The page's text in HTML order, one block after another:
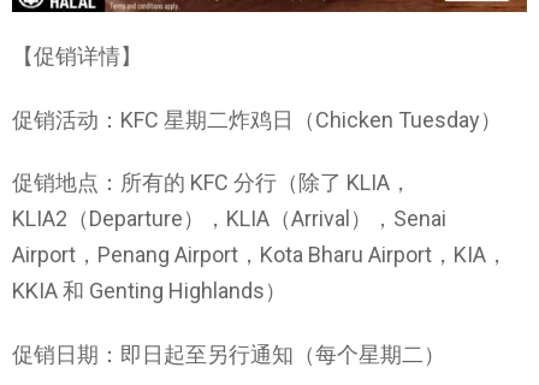
【促销详情】
促销活动：KFC 星期二炸鸡日（Chicken Tuesday）
促销地点：所有的 KFC 分行（除了 KLIA，
KLIA2（Departure），KLIA（Arrival），Senai
Airport，Penang Airport，Kota Bharu Airport，KIA，
KKIA 和 Genting Highlands）
促销日期：即日起至另行通知（每个星期二）